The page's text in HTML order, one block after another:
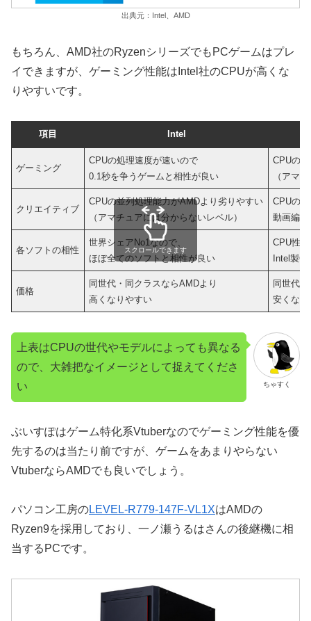
出典元：Intel、AMD
もちろん、AMD社のRyzenシリーズでもPCゲームはプレ
イできますが、ゲーミング性能はIntel社のCPUが高くな
りやすいです。
項目 Intel
ゲーミング
CPUの処理速度が速いので
0.1秒を争うゲームと相性が良い
CPUの
（アマ
クリエイティブ
CPUの並列処理能力がAMDより劣りやすい
（アマチュアには分からないレベル）
CPUの
動画編
各ソフトの相性
世界シェアNo1なので、
ほぼ全てのソフトと相性が良い
CPU性
Intel製
価格
同世代・同クラスならAMDより
高くなりやすい
同世代
安くな
スクロールできます
ちゃすく
上表はCPUの世代やモデルによっても異なる
ので、大雑把なイメージとして捉えてくださ
い
ぶいすぽはゲーム特化系Vtuberなのでゲーミング性能を優
先するのは当たり前ですが、ゲームをあまりやらない
VtuberならAMDでも良いでしょう。
パソコン工房のLEVEL-R779-147F-VL1XはAMDの
Ryzen9を採用しており、一ノ瀬うるはさんの後継機に相
当するPCです。